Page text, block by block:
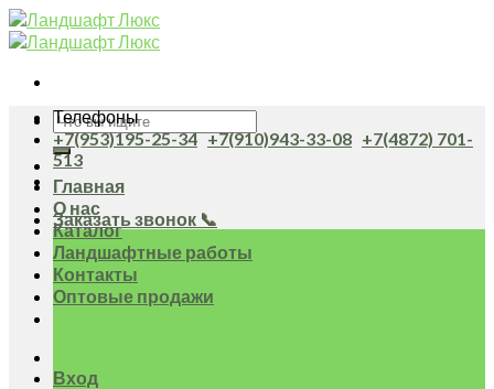
Skip
to
Искать:
Главная
О нас
Каталог
Ландшафтные работы
Контакты
Оптовые продажи
Вход
Телефоны
+7(953)195-25-34 +7(910)943-33-08 +7(4872) 701-
513
Заказать звонок 📞